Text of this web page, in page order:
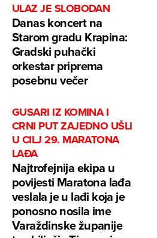
ULAZ JE SLOBODAN
Danas koncert na
Starom gradu Krapina:
Gradski puhački
orkestar priprema
posebnu večer
GUSARI IZ KOMINA I
CRNI PUT ZAJEDNO UŠLI
U CILJ 29. MARATONA
LAĐA
Najtrofejnija ekipa u
povijesti Maratona lađa
veslala je u lađi koja je
ponosno nosila ime
Varaždinske županije